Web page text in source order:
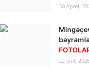
30 Aprel,
22 İyul,